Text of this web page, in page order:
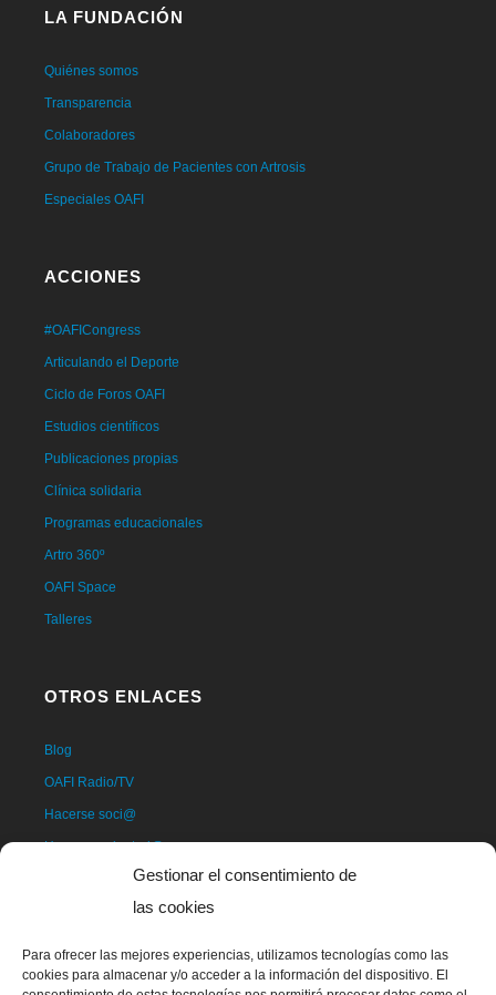
Gestionar el consentimiento de
las cookies
Para ofrecer las mejores experiencias, utilizamos tecnologías como las
cookies para almacenar y/o acceder a la información del dispositivo. El
LA FUNDACIÓN
Quiénes somos
Transparencia
Colaboradores
Grupo de Trabajo de Pacientes con Artrosis
Especiales OAFI
ACCIONES
#OAFICongress
Articulando el Deporte
Ciclo de Foros OAFI
Estudios científicos
Publicaciones propias
Clínica solidaria
Programas educacionales
Artro 360º
OAFI Space
Talleres
OTROS ENLACES
Blog
OAFI Radio/TV
Hacerse soci@
Hacerse voluntari@